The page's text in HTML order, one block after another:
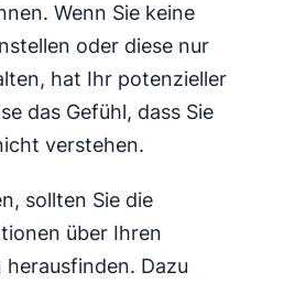
Wenn Sie keine
oder diese nur
hat Ihr potenzieller
das Gefühl, dass Sie
verstehen.
sollten Sie die
über Ihren
Dazu